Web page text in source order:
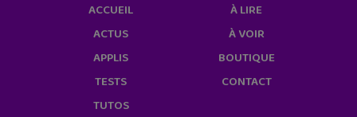
ACCUEIL
ACTUS
APPLIS
TESTS
TUTOS
À LIRE
À VOIR
BOUTIQUE
CONTACT